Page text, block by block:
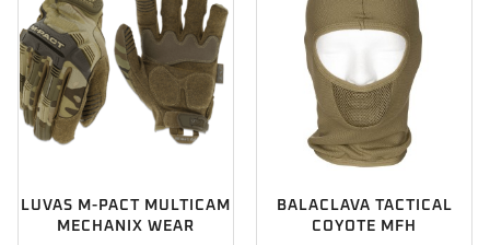
LUVAS M-PACT MULTICAM
MECHANIX WEAR
BALACLAVA TACTICAL
COYOTE MFH